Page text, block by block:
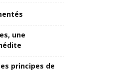
une
principes de